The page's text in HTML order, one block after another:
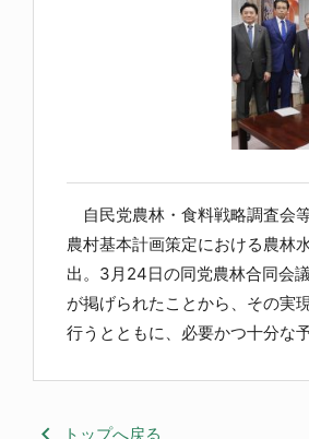
自民党農林・食料戦略調査会
農村基本計画策定における農林
出。3月24日の同党農林合同会
が掲げられたことから、その実
行うとともに、必要かつ十分な
トップへ戻る